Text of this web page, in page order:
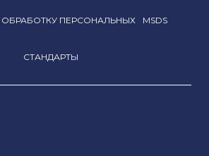
ОБРАБОТКУ ПЕРСОНАЛЬНЫХ MSDS
СТАНДАРТЫ